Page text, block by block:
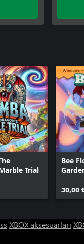
Trial
Bee
30,00
XBOX aksesuarları